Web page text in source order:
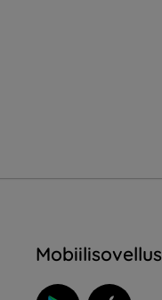
Mobiilisovellus